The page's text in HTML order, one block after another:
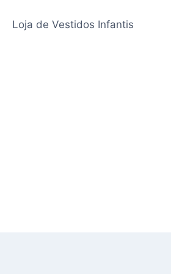
Loja de Vestidos Infantis